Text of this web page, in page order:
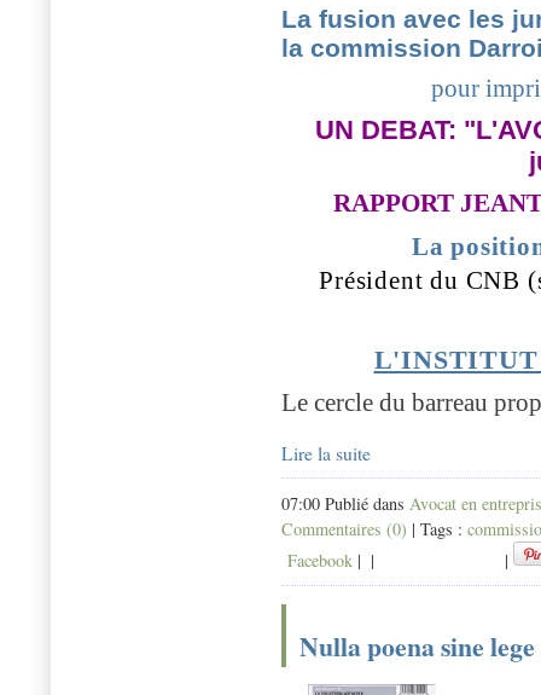
La fusion avec les
la commission
pour
UN DEBAT:
RAPPORT
La
Président du CNB
L'INSTITUT
Le cercle du barreau
Lire la suite
07:00 Publié dans Avocat en
Commentaires (0) | Tags :
Facebook | | |
Nulla poena sine